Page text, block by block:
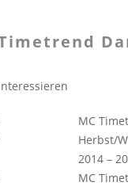
MC
Herbst/
2014 –
MC